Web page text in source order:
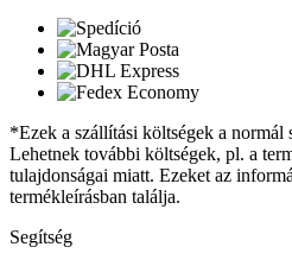
*Ezek a szállítási költségek a normál
Lehetnek további költségek, pl. a
tulajdonságai miatt. Ezeket az
termékleírásban találja.
Segítség